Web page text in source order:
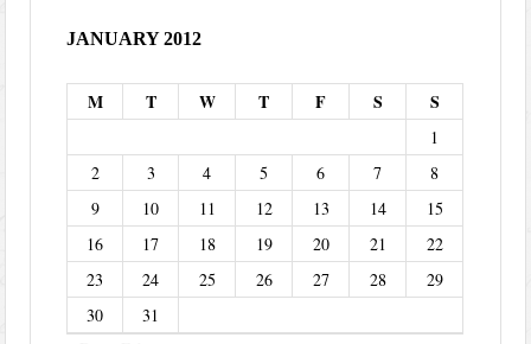
JANUARY 2012
M T W T F S S
1
2
3 4 5 6 7
8
9
10 11 12 13 14
15
16
17 18 19 20 21
22
23
24 25 26 27 28
29
30
31